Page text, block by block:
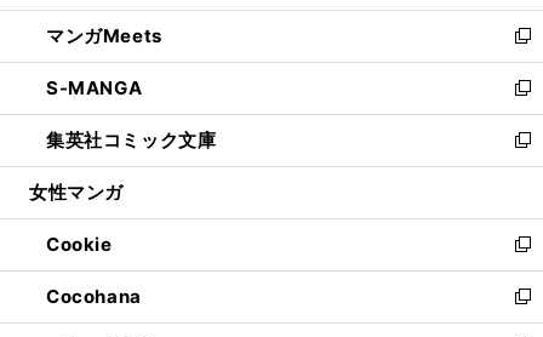
開
く
ウ
で
開
く
ン
ド
ウ
で
開
く
ウ
ィ
ン
ド
ウ
で
開
し
い
ウ
ィ
ン
ド
ウ
開
く
マンガMeets
新
し
い
ウ
ィ
ン
ウ
で
開
く
S-MANGA
新
し
い
ウ
ン
ド
ウ
で
開
集英社コミック文庫
新
し
ウ
ィ
ン
ド
ウ
女性マンガ
Cookie
新
し
い
ウ
Cocohana
新
し